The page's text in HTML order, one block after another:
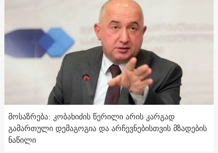
მოსაზრება: კობახიძის წერილი არის კარგად
გამართული დემაგოგია და არჩევნებისთვის მზადების
ნაწილი